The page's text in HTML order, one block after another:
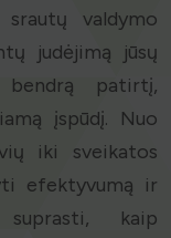
valdymo
judėjimą jūsų
patirtį,
įspūdį. Nuo
iki sveikatos
efektyvumą ir
kaip